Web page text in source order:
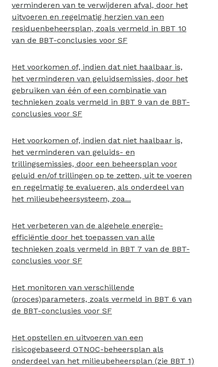
verminderen van te verwijderen afval, door het
uitvoeren en regelmatig herzien van een
residuenbeheersplan, zoals vermeld in BBT 10
van de BBT-conclusies voor SF
Het voorkomen of, indien dat niet haalbaar is,
het verminderen van geluidsemissies, door het
gebruiken van één of een combinatie van
technieken zoals vermeld in BBT 9 van de BBT-
conclusies voor SF
Het voorkomen of, indien dat niet haalbaar is,
het verminderen van geluids- en
trillingsemissies, door een beheersplan voor
geluid en/of trillingen op te zetten, uit te voeren
en regelmatig te evalueren, als onderdeel van
het milieubeheersysteem, zoa...
Het verbeteren van de algehele energie-
efficiëntie door het toepassen van alle
technieken zoals vermeld in BBT 7 van de BBT-
conclusies voor SF
Het monitoren van verschillende
(proces)parameters, zoals vermeld in BBT 6 van
de BBT-conclusies voor SF
Het opstellen en uitvoeren van een
risicogebaseerd OTNOC-beheersplan als
onderdeel van het milieubeheersplan (zie BBT 1)